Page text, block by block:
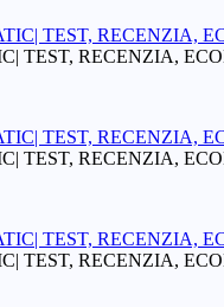
TEST, RECENZIA,
TEST, RECENZIA,
TEST, RECENZIA,